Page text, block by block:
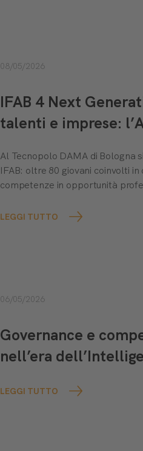
08/05/2026
IFAB 4 Next
talenti e imprese:
Al Tecnopolo DAMA di Bologna
IFAB: oltre 80 giovani coinvolti
competenze in opportunità
LEGGI TUTTO
06/05/2026
Governance e
nell’era
LEGGI TUTTO